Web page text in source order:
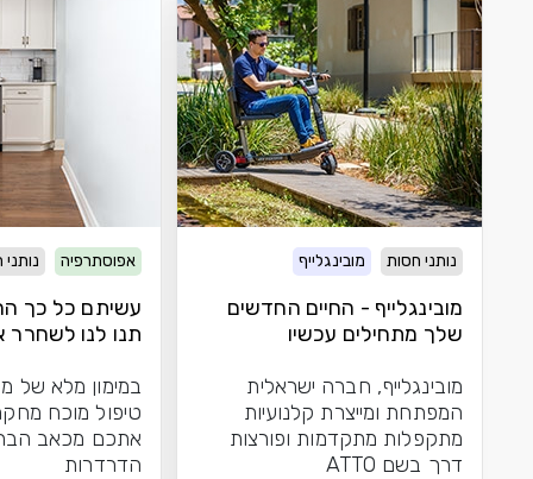
נותני חסות מובינגלייף
מובינגלייף - החיים החדשים
שלך מתחילים עכשיו
מובינגלייף, חברה ישראלית
המפתחת ומייצרת קלנועיות
מתקפלות מתקדמות ופורצות
דרך בשם ATTO
אפוסתרפיה
עשיתם כל כך
תנו לנו
במימון מלא של
טיפול מוכח
אתכם מכאב
הדרדרות